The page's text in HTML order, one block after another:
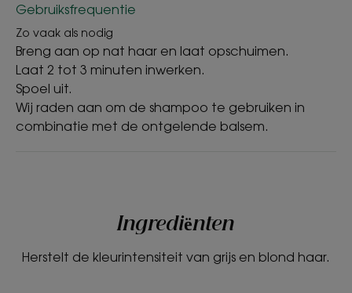
Gebruiksfrequentie
Zo vaak als nodig
Breng aan op nat haar en laat opschuimen.
Laat 2 tot 3 minuten inwerken.
Spoel uit.
Wij raden aan om de shampoo te gebruiken in
combinatie met de ontgelende balsem.
Ingrediënten
Herstelt de kleurintensiteit van grijs en blond haar.